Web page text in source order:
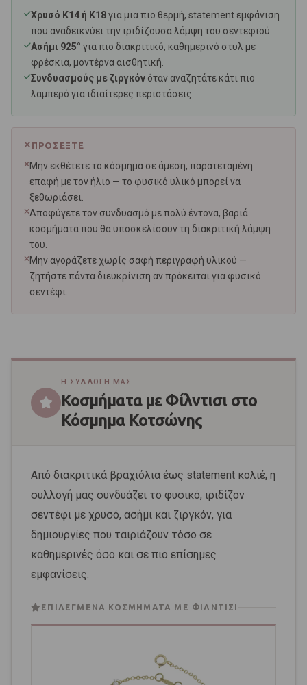
Χρυσό Κ14 ή Κ18για μια πιο θερμή, statement εμφάνιση
που αναδεικνύει την ιριδίζουσα λάμψη του σεντεφιού.
Ασήμι 925° για πιο διακριτικό, καθημερινό στυλ με
φρέσκια, μοντέρνα αισθητική.
Συνδυασμούς με ζιργκόν όταν αναζητάτε κάτι πιο
λαμπερό για ιδιαίτερες περιστάσεις.
ΠΡΟΣΈΞΤΕ
Μην εκθέτετε το κόσμημα σε άμεση, παρατεταμένη
επαφή με τον ήλιο — το φυσικό υλικό μπορεί να
ξεθωριάσει.
Αποφύγετε τον συνδυασμό με πολύ έντονα, βαριά
κοσμήματα που θα υποσκελίσουν τη διακριτική λάμψη
του.
Μην αγοράζετε χωρίς σαφή περιγραφή υλικού —
ζητήστε πάντα διευκρίνιση αν πρόκειται για φυσικό
σεντέφι.
Η ΣΥΛΛΟΓΉ ΜΑΣ
Κοσμήματα με Φίλντισι στο
Κόσμημα Κοτσώνης
Από διακριτικά βραχιόλια έως statement κολιέ, η
συλλογή μας συνδυάζει το φυσικό, ιριδίζον
σεντέφι με χρυσό, ασήμι και ζιργκόν, για
δημιουργίες που ταιριάζουν τόσο σε
καθημερινές όσο και σε πιο επίσημες
εμφανίσεις.
ΕΠΙΛΕΓΜΈΝΑ ΚΟΣΜΉΜΑΤΑ ΜΕ ΦΊΛΝΤΙΣΙ